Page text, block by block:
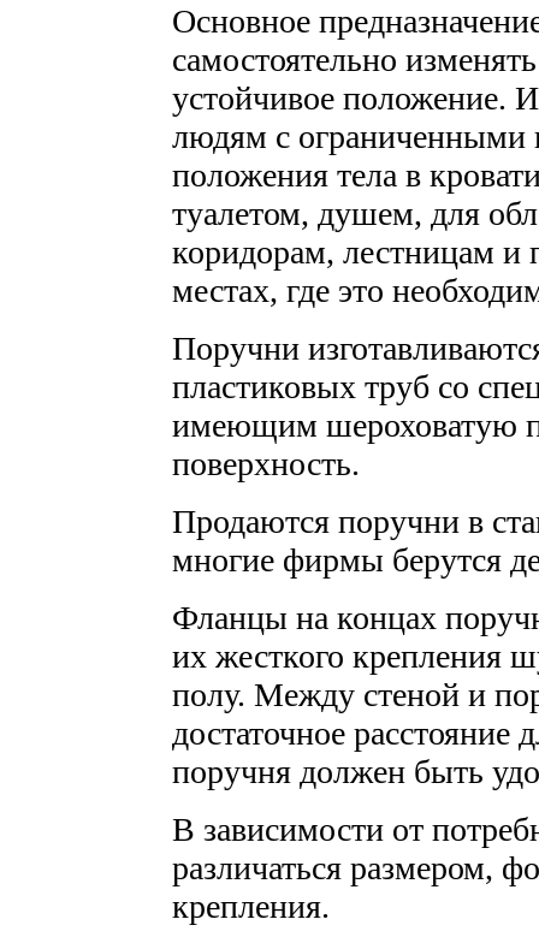
Основное
самостоятельно
устойчивое положение.
людям с ограниченными
положения тела в
туалетом, душем, для
коридорам, лестницам и
местах, где это
Поручни
пластиковых труб со
имеющим шероховатую
поверхность.
Продаются поручни в
многие фирмы берутся
Фланцы на концах
их жесткого крепления
полу. Между стеной и
достаточное расстояние
поручня должен быть
В зависимости от
различаться размером,
крепления.